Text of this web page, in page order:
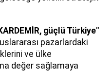
güçlü Türkiye"
pazarlardaki
ve ülke
değer sağlamaya